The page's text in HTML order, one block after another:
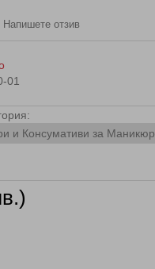
Напишете отзив
01
и Консумативи за Маникюр